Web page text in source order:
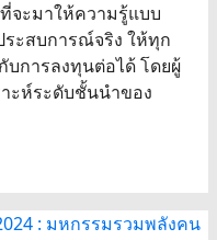
จะมาให้ความรู้แบบ
ะสบการณ์จริง ให้ทุก
การลงทุนต่อได้ โดยผู้
ะห์ระดับชั้นนำของ